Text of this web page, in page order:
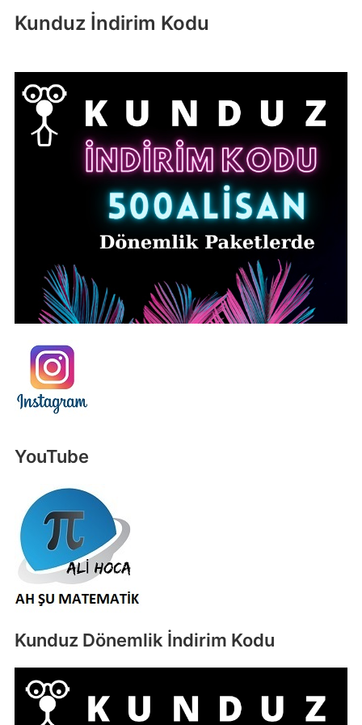
Kunduz İndirim Kodu
YouTube
Kunduz Dönemlik İndirim Kodu